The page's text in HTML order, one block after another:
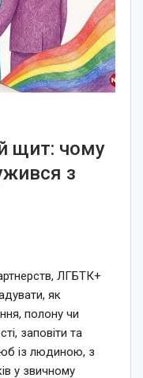
щит: чому
з
ЛГБТК+
як
полону чи
заповіти та
із людиною, з
у звичному